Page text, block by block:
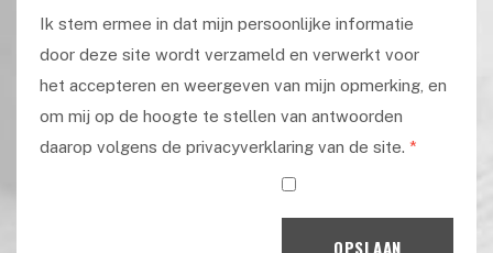
Ik stem ermee in dat mijn persoonlijke informatie
door deze site wordt verzameld en verwerkt voor
het accepteren en weergeven van mijn opmerking, en
om mij op de hoogte te stellen van antwoorden
daarop volgens de privacyverklaring van de site. *
OPSLAAN